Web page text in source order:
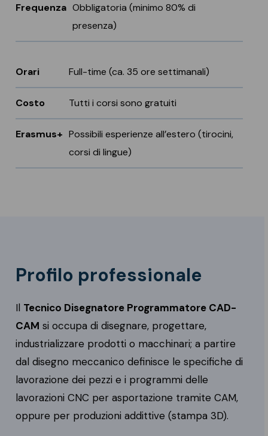
Frequenza Obbligatoria (minimo 80% di
presenza)
Orari Full-time (ca. 35 ore settimanali)
Costo Tutti i corsi sono gratuiti
Erasmus+ Possibili esperienze all’estero (tirocini,
corsi di lingue)
Profilo professionale
Il Tecnico Disegnatore Programmatore CAD-
CAM si occupa di disegnare, progettare,
industrializzare prodotti o macchinari; a partire
dal disegno meccanico definisce le specifiche di
lavorazione dei pezzi e i programmi delle
lavorazioni CNC per asportazione tramite CAM,
oppure per produzioni addittive (stampa 3D).